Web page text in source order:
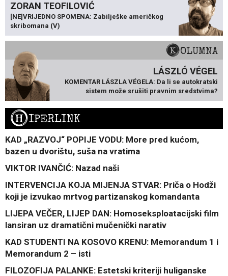
ZORAN TEOFILOVIĆ
[NE]VRIJEDNO SPOMENA: Zabilješke američkog
skribomana (V)
KOLUMNA
LÁSZLÓ VÉGEL
KOMENTAR LÁSZLA VÉGELA: Da li se autokratski
sistem može srušiti pravnim sredstvima?
HIPERLINK
KAD „RAZVOJ“ POPIJE VODU: More pred kućom,
bazen u dvorištu, suša na vratima
VIKTOR IVANČIĆ: Nazad naši
INTERVENCIJA KOJA MIJENJA STVAR: Priča o Hodži
koji je izvukao mrtvog partizanskog komandanta
LIJEPA VEČER, LIJEP DAN: Homoseksploatacijski film
lansiran uz dramatični mučenički narativ
KAD STUDENTI NA KOSOVO KRENU: Memorandum 1 i
Memorandum 2 – isti
FILOZOFIJA PALANKE: Estetski kriteriji huliganske